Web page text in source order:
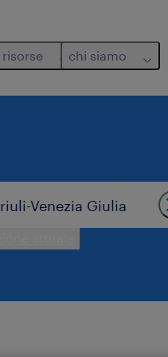
risorse chi siamo